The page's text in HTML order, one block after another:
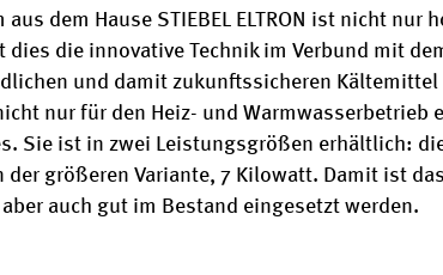
dem Hause STIEBEL ELTRON ist nicht nur
die innovative Technik im Verbund mit
und damit zukunftssicheren Kältemittel
nur für den Heiz- und Warmwasserbetrieb
Sie ist in zwei Leistungsgrößen erhältlich:
größeren Variante, 7 Kilowatt. Damit ist
auch gut im Bestand eingesetzt werden.